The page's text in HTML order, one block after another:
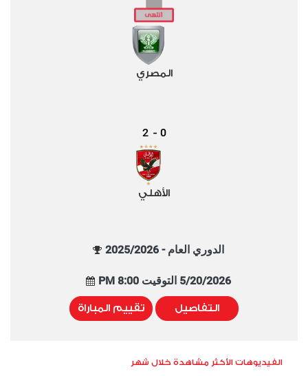
المصري
0
-
2
الأهلي
الدوري العام - 2025/2026
5/20/2026 التوقيت 8:00 PM
التفاصيل تقييم المباراة
الفيديوهات الأكثر مشاهدة خلال شهر